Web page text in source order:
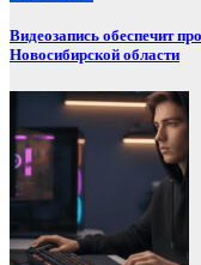
Видеозапись обеспечит
Новосибирской области